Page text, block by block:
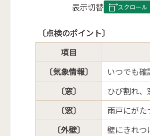
表
み
の
表示切替
〔点検のポイント〕
項目
〔気象情報〕
いつでも
〔窓〕
ひび割れ
〔窓〕
雨戸にが
〔外壁〕
壁にきれつ